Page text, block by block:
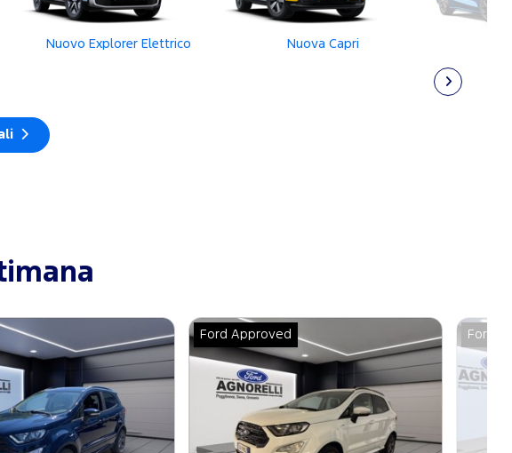
Nuovo Explorer Elettrico Nuova Capri
Ford Approved Ford